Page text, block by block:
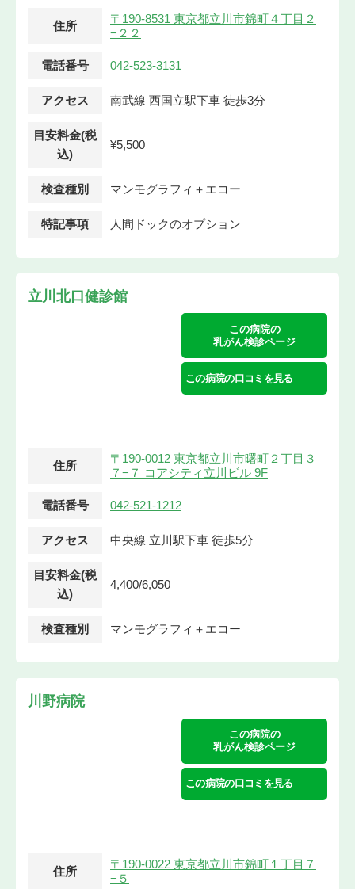
住所
〒190-8531 東京都立川市錦町４丁目２
−２２
電話番号 042-523-3131
アクセス 南武線 西国立駅下車 徒歩3分
目安料金(税
込)
¥5,500
検査種別 マンモグラフィ＋エコー
特記事項 人間ドックのオプション
立川北口健診館
この病院の
乳がん検診ページ
この病院の口コミを見る
住所
〒190-0012 東京都立川市曙町２丁目３
７−７ コアシティ立川ビル 9F
電話番号 042-521-1212
アクセス 中央線 立川駅下車 徒歩5分
目安料金(税
込)
4,400/6,050
検査種別 マンモグラフィ＋エコー
川野病院
この病院の
乳がん検診ページ
この病院の口コミを見る
住所
〒190-0022 東京都立川市錦町１丁目７
−５